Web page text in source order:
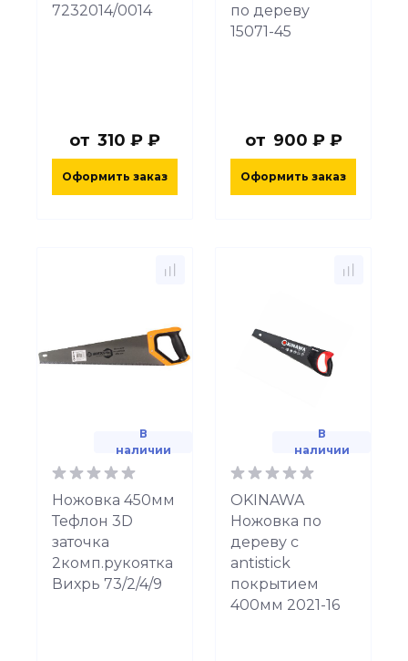
7232014/0014
от 310 ₽ ₽
Оформить заказ
по дереву
15071-45
от 900 ₽ ₽
Оформить заказ
В
наличии
Ножовка 450мм
Тефлон 3D
заточка
2комп.рукоятка
Вихрь 73/2/4/9
В
наличии
OKINAWA
Ножовка по
дереву с
antistick
покрытием
400мм 2021-16